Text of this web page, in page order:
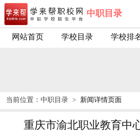
中职目录
网站首页 学校目录 学校排
当前位置： 中职目录 > 新闻详情页面
重庆市渝北职业教育中